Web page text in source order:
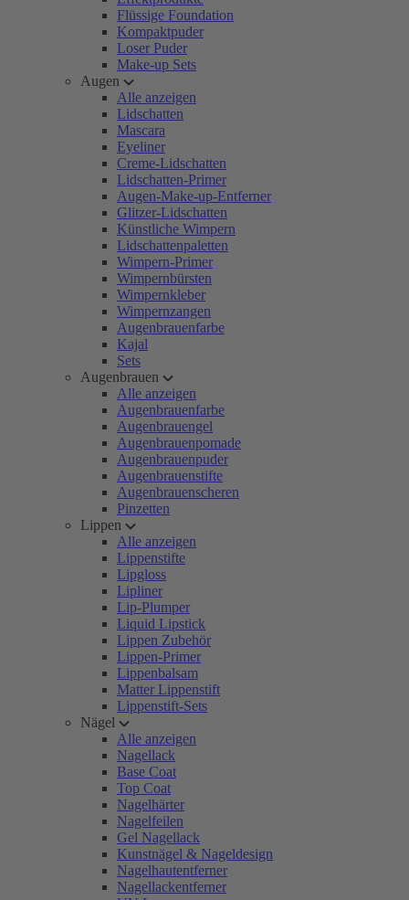
Flüssige Foundation
Kompaktpuder
Loser Puder
Make-up Sets
Augen
Alle anzeigen
Lidschatten
Mascara
Eyeliner
Creme-Lidschatten
Lidschatten-Primer
Augen-Make-up-Entferner
Glitzer-Lidschatten
Künstliche Wimpern
Lidschattenpaletten
Wimpern-Primer
Wimpernbürsten
Wimpernkleber
Wimpernzangen
Augenbrauenfarbe
Kajal
Sets
Augenbrauen
Alle anzeigen
Augenbrauenfarbe
Augenbrauengel
Augenbrauenpomade
Augenbrauenpuder
Augenbrauenstifte
Augenbrauenscheren
Pinzetten
Lippen
Alle anzeigen
Lippenstifte
Lipgloss
Lipliner
Lip-Plumper
Liquid Lipstick
Lippen Zubehör
Lippen-Primer
Lippenbalsam
Matter Lippenstift
Lippenstift-Sets
Nägel
Alle anzeigen
Nagellack
Base Coat
Top Coat
Nagelhärter
Nagelfeilen
Gel Nagellack
Kunstnägel & Nageldesign
Nagelhautentferner
Nagellackentferner